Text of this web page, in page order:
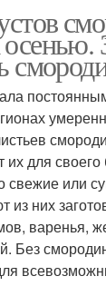
для
свежие или
из них
варенья,
Без